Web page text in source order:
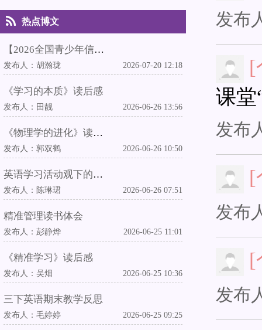
热点博文
【2026全国青少年信息素养大赛华东赛区（上海）复赛】执裁心得
发布人：胡瀚珑 2026-07-20 12:18
《学习的本质》读后感
发布人： 田靓 2026-06-26 13:56
《物理学的进化》读后感
发布人：郭双鹤 2026-06-26 10:50
英语学习活动观下的中外教融合英语教学实践
发布人： 陈琳珺 2026-06-26 07:51
精准管理读书体会
发布人：彭静烨 2026-06-25 11:01
《精准学习》读后感
发布人： 吴畑 2026-06-25 10:36
三下英语期末教学反思
发布人：毛婷婷 2026-06-25 09:25
发布
[
课堂
发布
[
发布
[
发布